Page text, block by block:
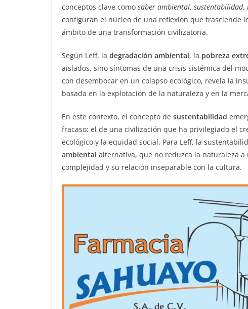
conceptos clave como saber ambiental, sustentabilidad,
configuran el núcleo de una reflexión que trasciende
ámbito de una transformación civilizatoria.
Según Leff, la degradación ambiental, la pobreza
aislados, sino síntomas de una crisis sistémica del
con desembocar en un colapso ecológico, revela la
basada en la explotación de la naturaleza y en la
En este contexto, el concepto de sustentabilidad
fracaso: el de una civilización que ha privilegiado el
ecológico y la equidad social. Para Leff, la
ambiental alternativa, que no reduzca la naturaleza
complejidad y su relación inseparable con la cultura.